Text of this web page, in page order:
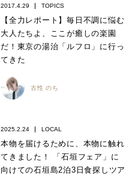
2017.4.29 TOPICS
【全力レポート】毎日不調に悩む
大人たちよ、ここが癒しの楽園
だ！東京の湯治「ルフロ」に行っ
てきた
古性 のち
2025.2.24 LOCAL
本物を届けるために、本物に触れ
てきました！ 「石垣フェア」に
向けての石垣島2泊3日食探しツア